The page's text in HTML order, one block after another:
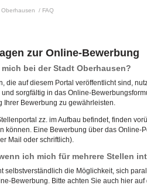
/ FAQ
zur Online-Bewerbung
bei der Stadt Oberhausen?
die auf diesem Portal veröffentlicht sind,
sorgfältig in das Online-
Ihrer Bewerbung zu gewährleisten.
zz. im Aufbau befindet, finden
können. Eine Bewerbung über das
Mail oder schriftlich).
ich mich für mehrere Stellen
selbstverständlich die Möglichkeit, sich
Bewerbung. Bitte achten Sie auch hier